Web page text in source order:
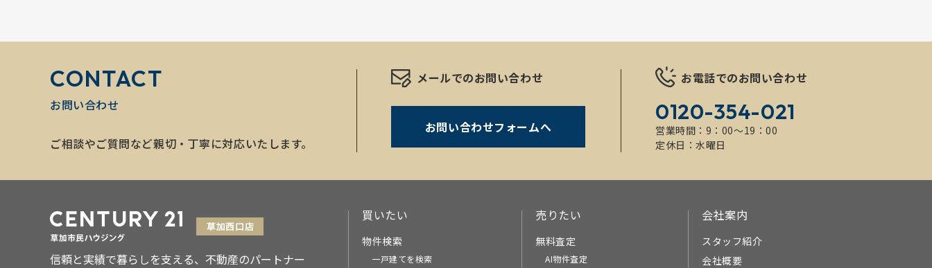
CONTACT
お問い合わせ
ご相談やご質問など親切・丁寧に対応いたします。
メールでのお問い合わせ
お問い合わせフォームへ
お電話でのお問い合わせ
0120-354-021
営業時間：9：00～19：00
定休日：水曜日
信頼と実績で暮らしを支える、不動産のパートナー
買いたい
物件検索
一戸建てを検索
売りたい
無料査定
AI物件査定
会社案内
スタッフ紹介
会社概要